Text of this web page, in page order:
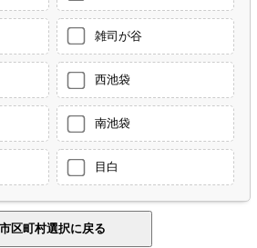
雑司が谷
西池袋
南池袋
目白